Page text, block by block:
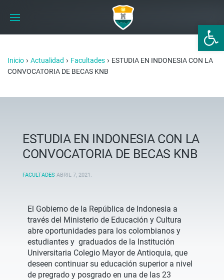
Abrir
Inicio › Actualidad › Facultades › ESTUDIA EN INDONESIA CON LA
CONVOCATORIA DE BECAS KNB
ESTUDIA EN INDONESIA CON LA
CONVOCATORIA DE BECAS KNB
FACULTADES ABRIL 7, 2021 .
El Gobierno de la República de Indonesia a
través del Ministerio de Educación y Cultura
abre oportunidades para los colombianos y
estudiantes y graduados de la Institución
Universitaria Colegio Mayor de Antioquia, que
deseen continuar su educación superior a nivel
de pregrado y posgrado en una de las 23